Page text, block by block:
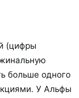
(цифры
больше одного
У Альфы